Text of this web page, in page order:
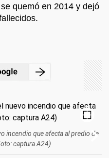
quemó en 2014 y dejó
incendio que afecta al predio de
captura A24)